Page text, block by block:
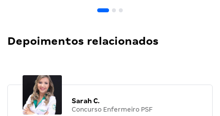
Depoimentos relacionados
Sarah C.
Concurso Enfermeiro PSF